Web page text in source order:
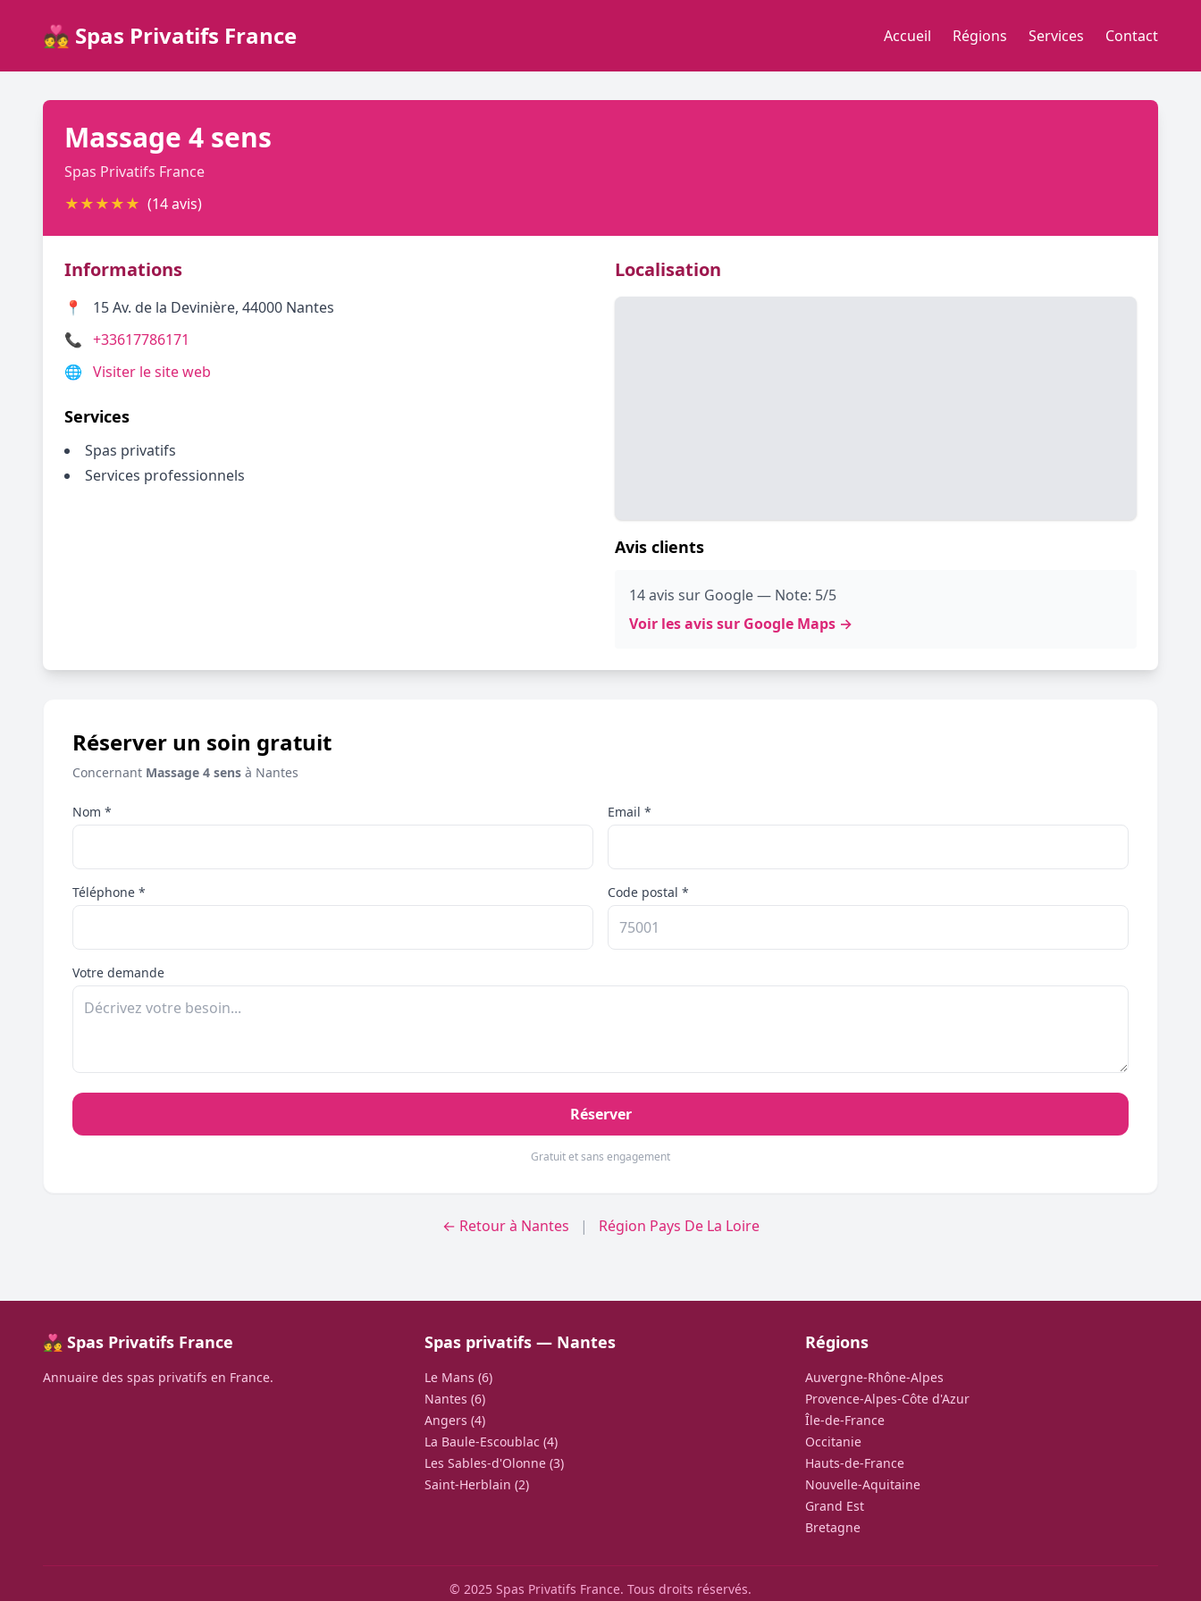
💑 Spas Privatifs France Accueil Régions Services Contact
Massage 4 sens
Spas Privatifs France
★★★★★ (14 avis)
Informations
📍
15 Av. de la Devinière, 44000 Nantes
📞 +33617786171
🌐 Visiter le site web
Services
Spas privatifs
Services professionnels
Localisation
Avis clients
14 avis sur Google — Note: 5/5
Voir les avis sur Google Maps →
Réserver un soin gratuit
Concernant Massage 4 sens à Nantes
Nom * Email *
Téléphone * Code postal *
Votre demande
Réserver
Gratuit et sans engagement
← Retour à Nantes | Région Pays De La Loire
💑 Spas Privatifs France
Annuaire des spas privatifs en France.
Spas privatifs — Nantes
Le Mans (6)
Nantes (6)
Angers (4)
La Baule-Escoublac (4)
Les Sables-d'Olonne (3)
Saint-Herblain (2)
Régions
Auvergne-Rhône-Alpes
Provence-Alpes-Côte d'Azur
Île-de-France
Occitanie
Hauts-de-France
Nouvelle-Aquitaine
Grand Est
Bretagne
© 2025 Spas Privatifs France. Tous droits réservés.